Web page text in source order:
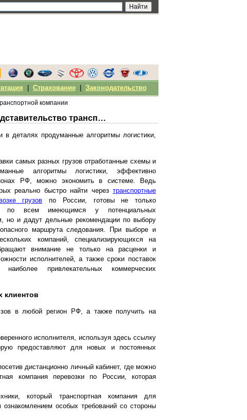
компании
Надежные грузоперевозки по РФ через представительство транспортной компании
деталях продуманные алгоритмы логистики,
самых разных грузов отработанные схемы и
алгоритмы логистики, эффективно
РФ, можно экономить в системе. Ведь
реально быстро найти через транспортные
грузов по России, готовы не только
по всем имеющимся у потенциальных
но и дадут дельные рекомендации по выбору
маршрута следования. При выборе и
компаний, специализирующихся на
внимание не только на расценки и
исполнителей, а также сроки поставок
наиболее привлекательных коммерческих
клиентов
в любой регион РФ, а также получить на
исполнителя, используя здесь ссылку
предоставляют для новых и постоянных
дистанционно личный кабинет, где можно
компания перевозки по России, которая
который транспортная компания для
особых требований со стороны
Страхование| Законодательство